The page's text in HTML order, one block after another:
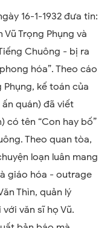
16-1-1932 đưa tin:
Vũ Trọng Phụng và
Chuông - bị ra
hóa”. Theo cáo
Phụng, kế toán của
quán) đã viết
có tên “Con hay bố”
Theo quan tòa,
loạn luân mang
giáo hóa - outrage
Thìn, quản lý
văn sĩ họ Vũ.